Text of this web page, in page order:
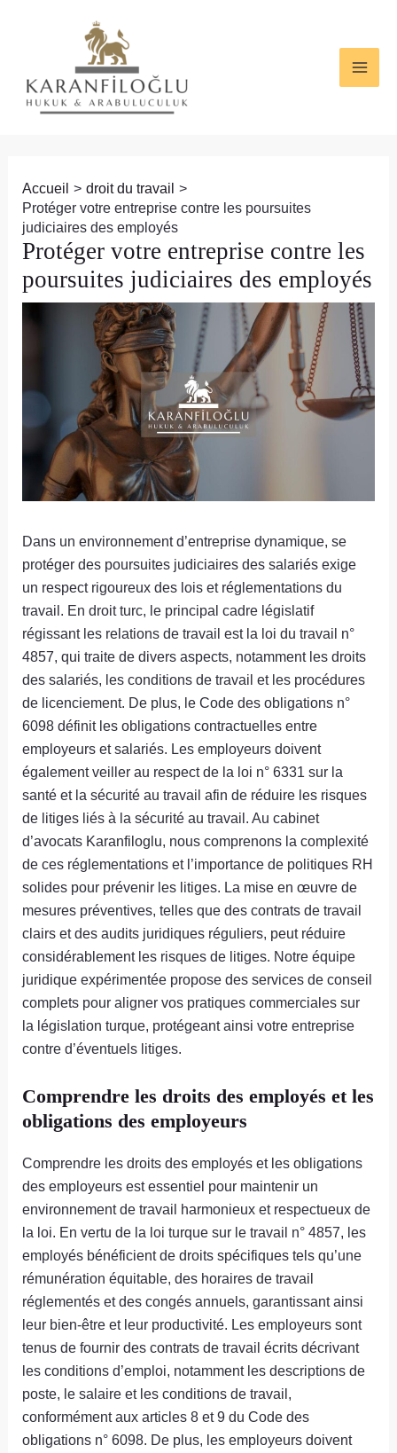
Accueil
droit du travail
Protéger votre entreprise contre les poursuites
judiciaires des employés
Protéger votre entreprise contre les
poursuites judiciaires des employés
Dans un environnement d’entreprise dynamique, se
protéger des poursuites judiciaires des salariés exige
un respect rigoureux des lois et réglementations du
travail. En droit turc, le principal cadre législatif
régissant les relations de travail est la loi du travail n°
4857, qui traite de divers aspects, notamment les droits
des salariés, les conditions de travail et les procédures
de licenciement. De plus, le Code des obligations n°
6098 définit les obligations contractuelles entre
employeurs et salariés. Les employeurs doivent
également veiller au respect de la loi n° 6331 sur la
santé et la sécurité au travail afin de réduire les risques
de litiges liés à la sécurité au travail. Au cabinet
d’avocats Karanfiloglu, nous comprenons la complexité
de ces réglementations et l’importance de politiques RH
solides pour prévenir les litiges. La mise en œuvre de
mesures préventives, telles que des contrats de travail
clairs et des audits juridiques réguliers, peut réduire
considérablement les risques de litiges. Notre équipe
juridique expérimentée propose des services de conseil
complets pour aligner vos pratiques commerciales sur
la législation turque, protégeant ainsi votre entreprise
contre d’éventuels litiges.
Comprendre les droits des employés et les
obligations des employeurs
Comprendre les droits des employés et les obligations
des employeurs est essentiel pour maintenir un
environnement de travail harmonieux et respectueux de
la loi. En vertu de la loi turque sur le travail n° 4857, les
employés bénéficient de droits spécifiques tels qu’une
rémunération équitable, des horaires de travail
réglementés et des congés annuels, garantissant ainsi
leur bien-être et leur productivité. Les employeurs sont
tenus de fournir des contrats de travail écrits décrivant
les conditions d’emploi, notamment les descriptions de
poste, le salaire et les conditions de travail,
conformément aux articles 8 et 9 du Code des
obligations n° 6098. De plus, les employeurs doivent